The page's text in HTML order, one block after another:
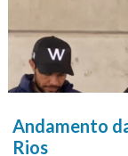
Andamento
Rios